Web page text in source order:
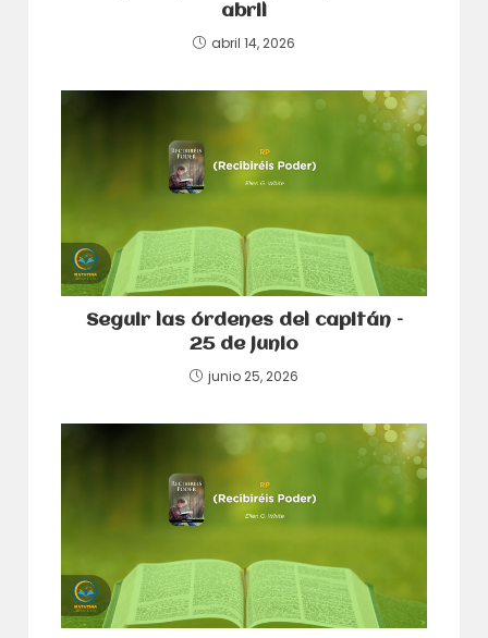
abril
abril 14, 2026
Seguir las órdenes del capitán –
25 de junio
junio 25, 2026